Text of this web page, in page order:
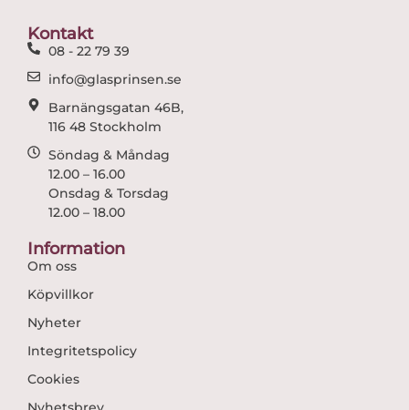
Kontakt
08 - 22 79 39
info@glasprinsen.se
Barnängsgatan 46B,
116 48 Stockholm
Söndag & Måndag
12.00 – 16.00
Onsdag & Torsdag
12.00 – 18.00
Information
Om oss
Köpvillkor
Nyheter
Integritetspolicy
Cookies